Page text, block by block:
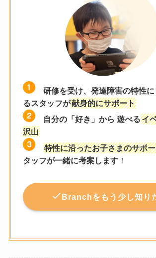
研修を受け、発達障害の特性
るスタッフが献身的にサポート
自分の「好き」から 遊べるイ
沢山
特性に沿ったお子さまのサポ
タッフが一緒に考案します ！
Branchをもう少し知り